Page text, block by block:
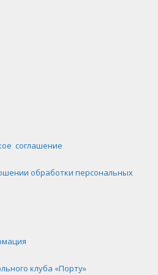
соглашение
обработки персональных
клуба «Порту»